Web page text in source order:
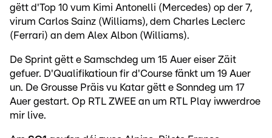
gëtt d'Top 10 vum Kimi Antonelli (Mercedes) op der 7,
virum Carlos Sainz (Williams), dem Charles Leclerc
(Ferrari) an dem Alex Albon (Williams).
De Sprint gëtt e Samschdeg um 15 Auer eiser Zäit
gefuer. D'Qualifikatioun fir d'Course fänkt um 19 Auer
un. De Grousse Präis vu Katar gëtt e Sonndeg um 17
Auer gestart. Op RTL ZWEE an um RTL Play iwwerdroe
mir live.